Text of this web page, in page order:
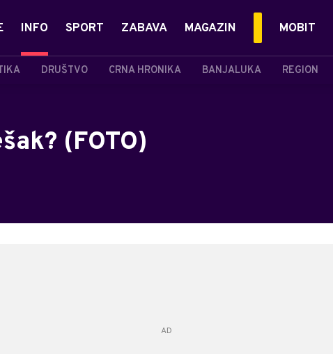
INFO
DRUŠTVO CRNA HRONIKA BANJALUKA REGION
SPORT ZABAVA MAGAZIN MOBIT
(FOTO)